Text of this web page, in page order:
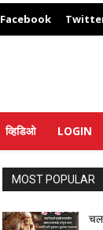
Facebook
व्हिडिओ LOGIN
MOST POPULAR